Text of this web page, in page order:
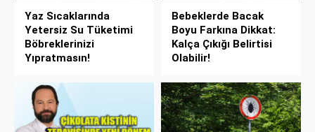
Yaz Sıcaklarında
Yetersiz Su Tüketimi
Böbreklerinizi
Yıpratmasın!
Bebeklerde Bacak
Boyu Farkına Dikkat:
Kalça Çıkığı Belirtisi
Olabilir!